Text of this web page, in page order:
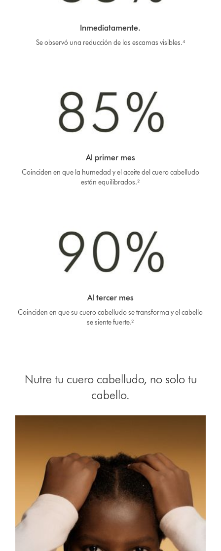
Inmediatamente.
Se observó una reducción de las escamas visibles.⁴
Al primer mes
Coinciden en que la humedad y el aceite del cuero cabelludo
están equilibrados.²
Al tercer mes
Coinciden en que su cuero cabelludo se transforma y el cabello
se siente fuerte.²
Nutre tu cuero cabelludo, no solo tu
cabello.